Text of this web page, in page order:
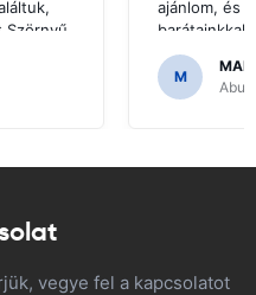
olyan
van a
ajánlom, és
barátainkkal
hogy
M
Abu
vegye fel a kapcsolatot